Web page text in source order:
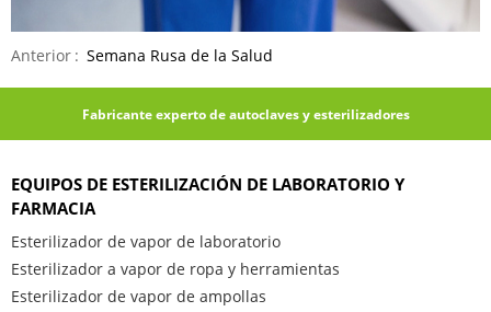
Anterior Semana Rusa de la Salud
Fabricante experto de autoclaves y esterilizadores
EQUIPOS DE ESTERILIZACIÓN DE LABORATORIO Y
FARMACIA
Esterilizador de vapor de laboratorio
Esterilizador a vapor de ropa y herramientas
Esterilizador de vapor de ampollas